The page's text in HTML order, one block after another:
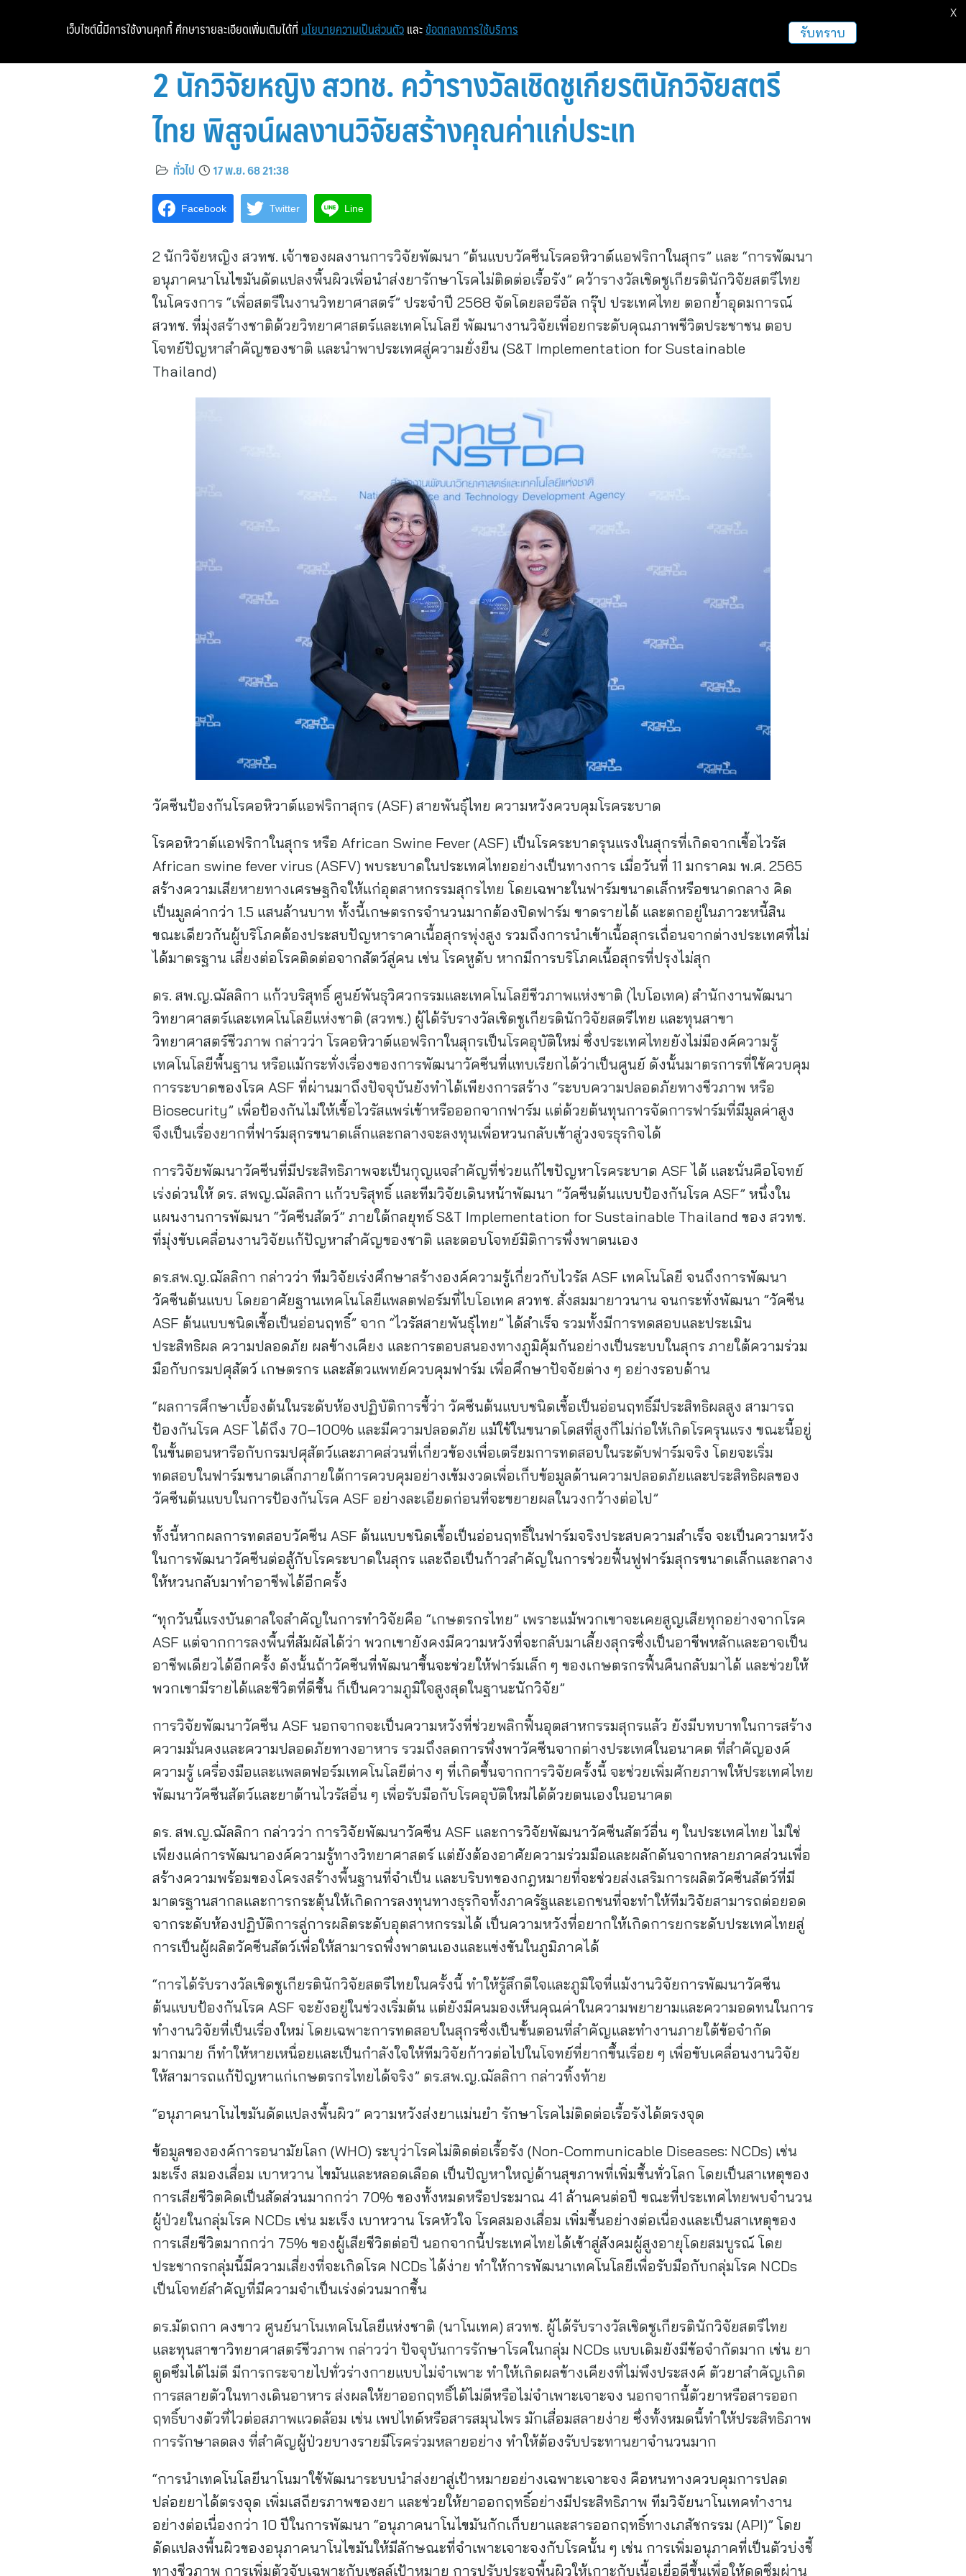
2 นักวิจัยหญิง สวทช. คว้ารางวัลเชิดชูเกียรตินักวิจัยสตรี
ไทย พิสูจน์ผลงานวิจัยสร้างคุณค่าแก่ประเท
ทั่วไป 17 พ.ย. 68 21:38
Facebook Twitter Line
2 นักวิจัยหญิง สวทช. เจ้าของผลงานการวิจัยพัฒนา “ต้นแบบวัคซีนโรคอหิวาต์แอฟริกาในสุกร” และ “การพัฒนา
อนุภาคนาโนไขมันดัดแปลงพื้นผิวเพื่อนำส่งยารักษาโรคไม่ติดต่อเรื้อรัง” คว้ารางวัลเชิดชูเกียรตินักวิจัยสตรีไทย
ในโครงการ “เพื่อสตรีในงานวิทยาศาสตร์” ประจำปี 2568 จัดโดยลอรีอัล กรุ๊ป ประเทศไทย ตอกย้ำอุดมการณ์
สวทช. ที่มุ่งสร้างชาติด้วยวิทยาศาสตร์และเทคโนโลยี พัฒนางานวิจัยเพื่อยกระดับคุณภาพชีวิตประชาชน ตอบ
โจทย์ปัญหาสำคัญของชาติ และนำพาประเทศสู่ความยั่งยืน (S&T Implementation for Sustainable
Thailand)
วัคซีนป้องกันโรคอหิวาต์แอฟริกาสุกร (ASF) สายพันธุ์ไทย ความหวังควบคุมโรคระบาด
โรคอหิวาต์แอฟริกาในสุกร หรือ African Swine Fever (ASF) เป็นโรคระบาดรุนแรงในสุกรที่เกิดจากเชื้อไวรัส
African swine fever virus (ASFV) พบระบาดในประเทศไทยอย่างเป็นทางการ เมื่อวันที่ 11 มกราคม พ.ศ. 2565
สร้างความเสียหายทางเศรษฐกิจให้แก่อุตสาหกรรมสุกรไทย โดยเฉพาะในฟาร์มขนาดเล็กหรือขนาดกลาง คิด
เป็นมูลค่ากว่า 1.5 แสนล้านบาท ทั้งนี้เกษตรกรจำนวนมากต้องปิดฟาร์ม ขาดรายได้ และตกอยู่ในภาวะหนี้สิน
ขณะเดียวกันผู้บริโภคต้องประสบปัญหาราคาเนื้อสุกรพุ่งสูง รวมถึงการนำเข้าเนื้อสุกรเถื่อนจากต่างประเทศที่ไม่
ได้มาตรฐาน เสี่ยงต่อโรคติดต่อจากสัตว์สู่คน เช่น โรคหูดับ หากมีการบริโภคเนื้อสุกรที่ปรุงไม่สุก
ดร. สพ.ญ.ฌัลลิกา แก้วบริสุทธิ์ ศูนย์พันธุวิศวกรรมและเทคโนโลยีชีวภาพแห่งชาติ (ไบโอเทค) สำนักงานพัฒนา
วิทยาศาสตร์และเทคโนโลยีแห่งชาติ (สวทช.) ผู้ได้รับรางวัลเชิดชูเกียรตินักวิจัยสตรีไทย และทุนสาขา
วิทยาศาสตร์ชีวภาพ กล่าวว่า โรคอหิวาต์แอฟริกาในสุกรเป็นโรคอุบัติใหม่ ซึ่งประเทศไทยยังไม่มีองค์ความรู้
เทคโนโลยีพื้นฐาน หรือแม้กระทั่งเรื่องของการพัฒนาวัคซีนที่แทบเรียกได้ว่าเป็นศูนย์ ดังนั้นมาตรการที่ใช้ควบคุม
การระบาดของโรค ASF ที่ผ่านมาถึงปัจจุบันยังทำได้เพียงการสร้าง “ระบบความปลอดภัยทางชีวภาพ หรือ
Biosecurity” เพื่อป้องกันไม่ให้เชื้อไวรัสแพร่เข้าหรือออกจากฟาร์ม แต่ด้วยต้นทุนการจัดการฟาร์มที่มีมูลค่าสูง
จึงเป็นเรื่องยากที่ฟาร์มสุกรขนาดเล็กและกลางจะลงทุนเพื่อหวนกลับเข้าสู่วงจรธุรกิจได้
การวิจัยพัฒนาวัคซีนที่มีประสิทธิภาพจะเป็นกุญแจสำคัญที่ช่วยแก้ไขปัญหาโรคระบาด ASF ได้ และนั่นคือโจทย์
เร่งด่วนให้ ดร. สพญ.ฌัลลิกา แก้วบริสุทธิ์ และทีมวิจัยเดินหน้าพัฒนา “วัคซีนต้นแบบป้องกันโรค ASF” หนึ่งใน
แผนงานการพัฒนา “วัคซีนสัตว์” ภายใต้กลยุทธ์ S&T Implementation for Sustainable Thailand ของ สวทช.
ที่มุ่งขับเคลื่อนงานวิจัยแก้ปัญหาสำคัญของชาติ และตอบโจทย์มิติการพึ่งพาตนเอง
ดร.สพ.ญ.ฌัลลิกา กล่าวว่า ทีมวิจัยเร่งศึกษาสร้างองค์ความรู้เกี่ยวกับไวรัส ASF เทคโนโลยี จนถึงการพัฒนา
วัคซีนต้นแบบ โดยอาศัยฐานเทคโนโลยีแพลตฟอร์มที่ไบโอเทค สวทช. สั่งสมมายาวนาน จนกระทั่งพัฒนา “วัคซีน
ASF ต้นแบบชนิดเชื้อเป็นอ่อนฤทธิ์” จาก “ไวรัสสายพันธุ์ไทย” ได้สำเร็จ รวมทั้งมีการทดสอบและประเมิน
ประสิทธิผล ความปลอดภัย ผลข้างเคียง และการตอบสนองทางภูมิคุ้มกันอย่างเป็นระบบในสุกร ภายใต้ความร่วม
มือกับกรมปศุสัตว์ เกษตรกร และสัตวแพทย์ควบคุมฟาร์ม เพื่อศึกษาปัจจัยต่าง ๆ อย่างรอบด้าน
“ผลการศึกษาเบื้องต้นในระดับห้องปฏิบัติการชี้ว่า วัคซีนต้นแบบชนิดเชื้อเป็นอ่อนฤทธิ์มีประสิทธิผลสูง สามารถ
ป้องกันโรค ASF ได้ถึง 70–100% และมีความปลอดภัย แม้ใช้ในขนาดโดสที่สูงก็ไม่ก่อให้เกิดโรครุนแรง ขณะนี้อยู่
ในขั้นตอนหารือกับกรมปศุสัตว์และภาคส่วนที่เกี่ยวข้องเพื่อเตรียมการทดสอบในระดับฟาร์มจริง โดยจะเริ่ม
ทดสอบในฟาร์มขนาดเล็กภายใต้การควบคุมอย่างเข้มงวดเพื่อเก็บข้อมูลด้านความปลอดภัยและประสิทธิผลของ
วัคซีนต้นแบบในการป้องกันโรค ASF อย่างละเอียดก่อนที่จะขยายผลในวงกว้างต่อไป”
ทั้งนี้หากผลการทดสอบวัคซีน ASF ต้นแบบชนิดเชื้อเป็นอ่อนฤทธิ์ในฟาร์มจริงประสบความสำเร็จ จะเป็นความหวัง
ในการพัฒนาวัคซีนต่อสู้กับโรคระบาดในสุกร และถือเป็นก้าวสำคัญในการช่วยฟื้นฟูฟาร์มสุกรขนาดเล็กและกลาง
ให้หวนกลับมาทำอาชีพได้อีกครั้ง
“ทุกวันนี้แรงบันดาลใจสำคัญในการทำวิจัยคือ “เกษตรกรไทย” เพราะแม้พวกเขาจะเคยสูญเสียทุกอย่างจากโรค
ASF แต่จากการลงพื้นที่สัมผัสได้ว่า พวกเขายังคงมีความหวังที่จะกลับมาเลี้ยงสุกรซึ่งเป็นอาชีพหลักและอาจเป็น
อาชีพเดียวได้อีกครั้ง ดังนั้นถ้าวัคซีนที่พัฒนาขึ้นจะช่วยให้ฟาร์มเล็ก ๆ ของเกษตรกรฟื้นคืนกลับมาได้ และช่วยให้
พวกเขามีรายได้และชีวิตที่ดีขึ้น ก็เป็นความภูมิใจสูงสุดในฐานะนักวิจัย”
การวิจัยพัฒนาวัคซีน ASF นอกจากจะเป็นความหวังที่ช่วยพลิกฟื้นอุตสาหกรรมสุกรแล้ว ยังมีบทบาทในการสร้าง
ความมั่นคงและความปลอดภัยทางอาหาร รวมถึงลดการพึ่งพาวัคซีนจากต่างประเทศในอนาคต ที่สำคัญองค์
ความรู้ เครื่องมือและแพลตฟอร์มเทคโนโลยีต่าง ๆ ที่เกิดขึ้นจากการวิจัยครั้งนี้ จะช่วยเพิ่มศักยภาพให้ประเทศไทย
พัฒนาวัคซีนสัตว์และยาต้านไวรัสอื่น ๆ เพื่อรับมือกับโรคอุบัติใหม่ได้ด้วยตนเองในอนาคต
ดร. สพ.ญ.ฌัลลิกา กล่าวว่า การวิจัยพัฒนาวัคซีน ASF และการวิจัยพัฒนาวัคซีนสัตว์อื่น ๆ ในประเทศไทย ไม่ใช่
เพียงแค่การพัฒนาองค์ความรู้ทางวิทยาศาสตร์ แต่ยังต้องอาศัยความร่วมมือและผลักดันจากหลายภาคส่วนเพื่อ
สร้างความพร้อมของโครงสร้างพื้นฐานที่จำเป็น และบริบทของกฎหมายที่จะช่วยส่งเสริมการผลิตวัคซีนสัตว์ที่มี
มาตรฐานสากลและการกระตุ้นให้เกิดการลงทุนทางธุรกิจทั้งภาครัฐและเอกชนที่จะทำให้ทีมวิจัยสามารถต่อยอด
จากระดับห้องปฏิบัติการสู่การผลิตระดับอุตสาหกรรมได้ เป็นความหวังที่อยากให้เกิดการยกระดับประเทศไทยสู่
การเป็นผู้ผลิตวัคซีนสัตว์เพื่อให้สามารถพึ่งพาตนเองและแข่งขันในภูมิภาคได้
“การได้รับรางวัลเชิดชูเกียรตินักวิจัยสตรีไทยในครั้งนี้ ทำให้รู้สึกดีใจและภูมิใจที่แม้งานวิจัยการพัฒนาวัคซีน
ต้นแบบป้องกันโรค ASF จะยังอยู่ในช่วงเริ่มต้น แต่ยังมีคนมองเห็นคุณค่าในความพยายามและความอดทนในการ
ทำงานวิจัยที่เป็นเรื่องใหม่ โดยเฉพาะการทดสอบในสุกรซึ่งเป็นขั้นตอนที่สำคัญและทำงานภายใต้ข้อจำกัด
มากมาย ก็ทำให้หายเหนื่อยและเป็นกำลังใจให้ทีมวิจัยก้าวต่อไปในโจทย์ที่ยากขึ้นเรื่อย ๆ เพื่อขับเคลื่อนงานวิจัย
ให้สามารถแก้ปัญหาแก่เกษตรกรไทยได้จริง” ดร.สพ.ญ.ฌัลลิกา กล่าวทิ้งท้าย
“อนุภาคนาโนไขมันดัดแปลงพื้นผิว” ความหวังส่งยาแม่นยำ รักษาโรคไม่ติดต่อเรื้อรังได้ตรงจุด
ข้อมูลขององค์การอนามัยโลก (WHO) ระบุว่าโรคไม่ติดต่อเรื้อรัง (Non-Communicable Diseases: NCDs) เช่น
มะเร็ง สมองเสื่อม เบาหวาน ไขมันและหลอดเลือด เป็นปัญหาใหญ่ด้านสุขภาพที่เพิ่มขึ้นทั่วโลก โดยเป็นสาเหตุของ
การเสียชีวิตคิดเป็นสัดส่วนมากกว่า 70% ของทั้งหมดหรือประมาณ 41 ล้านคนต่อปี ขณะที่ประเทศไทยพบจำนวน
ผู้ป่วยในกลุ่มโรค NCDs เช่น มะเร็ง เบาหวาน โรคหัวใจ โรคสมองเสื่อม เพิ่มขึ้นอย่างต่อเนื่องและเป็นสาเหตุของ
การเสียชีวิตมากกว่า 75% ของผู้เสียชีวิตต่อปี นอกจากนี้ประเทศไทยได้เข้าสู่สังคมผู้สูงอายุโดยสมบูรณ์ โดย
ประชากรกลุ่มนี้มีความเสี่ยงที่จะเกิดโรค NCDs ได้ง่าย ทำให้การพัฒนาเทคโนโลยีเพื่อรับมือกับกลุ่มโรค NCDs
เป็นโจทย์สำคัญที่มีความจำเป็นเร่งด่วนมากขึ้น
ดร.มัตถกา คงขาว ศูนย์นาโนเทคโนโลยีแห่งชาติ (นาโนเทค) สวทช. ผู้ได้รับรางวัลเชิดชูเกียรตินักวิจัยสตรีไทย
และทุนสาขาวิทยาศาสตร์ชีวภาพ กล่าวว่า ปัจจุบันการรักษาโรคในกลุ่ม NCDs แบบเดิมยังมีข้อจำกัดมาก เช่น ยา
ดูดซึมได้ไม่ดี มีการกระจายไปทั่วร่างกายแบบไม่จำเพาะ ทำให้เกิดผลข้างเคียงที่ไม่พึงประสงค์ ตัวยาสำคัญเกิด
การสลายตัวในทางเดินอาหาร ส่งผลให้ยาออกฤทธิ์ได้ไม่ดีหรือไม่จำเพาะเจาะจง นอกจากนี้ตัวยาหรือสารออก
ฤทธิ์บางตัวที่ไวต่อสภาพแวดล้อม เช่น เพปไทด์หรือสารสมุนไพร มักเสื่อมสลายง่าย ซึ่งทั้งหมดนี้ทำให้ประสิทธิภาพ
การรักษาลดลง ที่สำคัญผู้ป่วยบางรายมีโรคร่วมหลายอย่าง ทำให้ต้องรับประทานยาจำนวนมาก
“การนำเทคโนโลยีนาโนมาใช้พัฒนาระบบนำส่งยาสู่เป้าหมายอย่างเฉพาะเจาะจง คือหนทางควบคุมการปลด
ปล่อยยาได้ตรงจุด เพิ่มเสถียรภาพของยา และช่วยให้ยาออกฤทธิ์อย่างมีประสิทธิภาพ ทีมวิจัยนาโนเทคทำงาน
อย่างต่อเนื่องกว่า 10 ปีในการพัฒนา “อนุภาคนาโนไขมันกักเก็บยาและสารออกฤทธิ์ทางเภสัชกรรม (API)” โดย
ดัดแปลงพื้นผิวของอนุภาคนาโนไขมันให้มีลักษณะที่จำเพาะเจาะจงกับโรคนั้น ๆ เช่น การเพิ่มอนุภาคที่เป็นตัวบ่งชี้
ทางชีวภาพ การเพิ่มตัวจับเฉพาะกับเซลล์เป้าหมาย การปรับประจุพื้นผิวให้เกาะกับเนื้อเยื่อดีขึ้นเพื่อให้ดูดซึมผ่าน
เว็บไซต์นี้มีการใช้งานคุกกี้ ศึกษารายละเอียดเพิ่มเติมได้ที่ นโยบายความเป็นส่วนตัว และ ข้อตกลงการใช้บริการ รับทราบ
X